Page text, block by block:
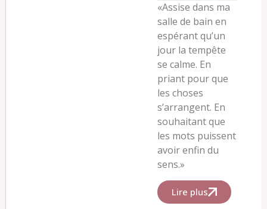
«Assise dans ma
salle de bain en
espérant qu’un
jour la tempête
se calme. En
priant pour que
les choses
s’arrangent. En
souhaitant que
les mots puissent
avoir enfin du
sens.»
Lire plus